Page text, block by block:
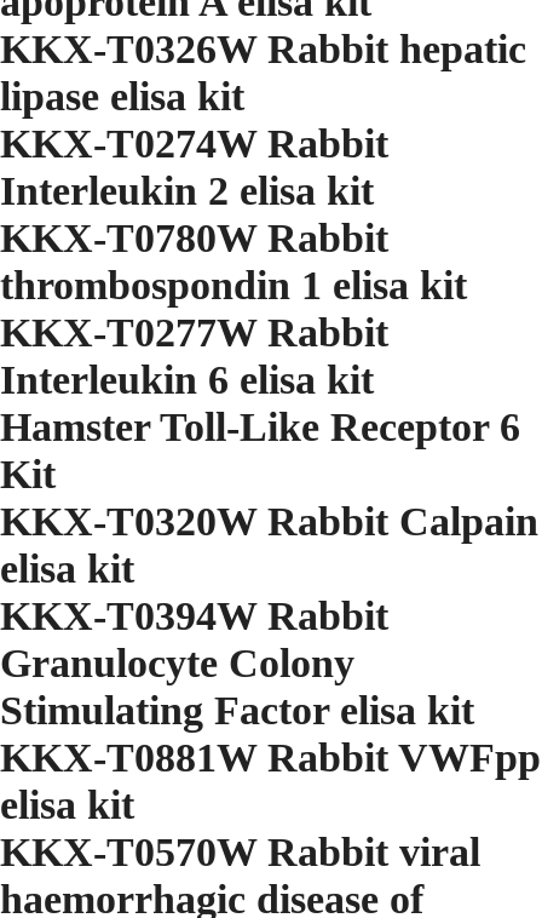
KKX-T0326W Rabbit hepatic
lipase elisa kit
KKX-T0274W Rabbit
Interleukin 2 elisa kit
KKX-T0780W Rabbit
thrombospondin 1 elisa kit
KKX-T0277W Rabbit
Interleukin 6 elisa kit
Hamster Toll-Like Receptor 6
Kit
KKX-T0320W Rabbit Calpain
elisa kit
KKX-T0394W Rabbit
Granulocyte Colony
Stimulating Factor elisa kit
KKX-T0881W Rabbit VWFpp
elisa kit
KKX-T0570W Rabbit viral
haemorrhagic disease of